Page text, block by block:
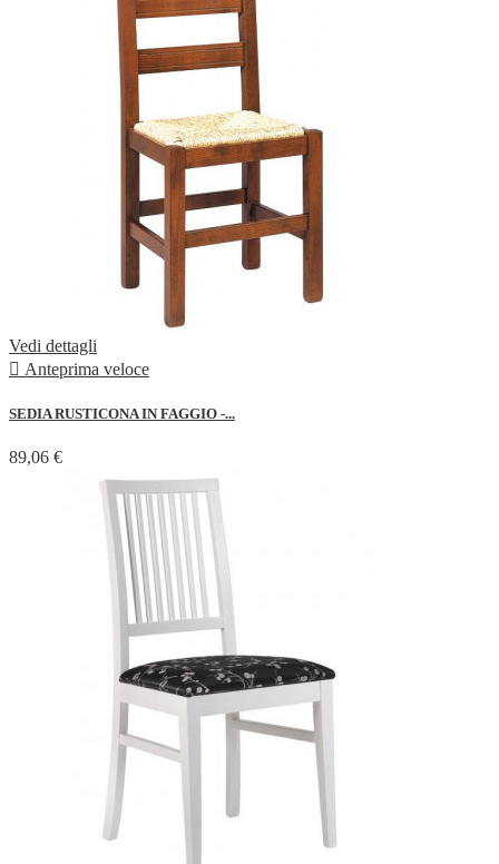
Vedi dettagli
 Anteprima veloce
SEDIA RUSTICONA IN FAGGIO -...
89,06 €